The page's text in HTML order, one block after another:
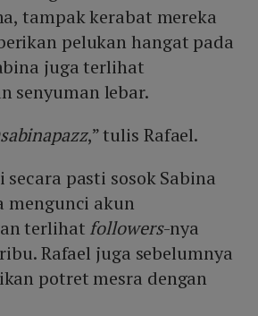
tampak kerabat mereka
pelukan hangat pada
juga terlihat
senyuman lebar.
,” tulis Rafael.
pasti sosok Sabina
mengunci akun
terlihat followers-nya
Rafael juga sebelumnya
potret mesra dengan